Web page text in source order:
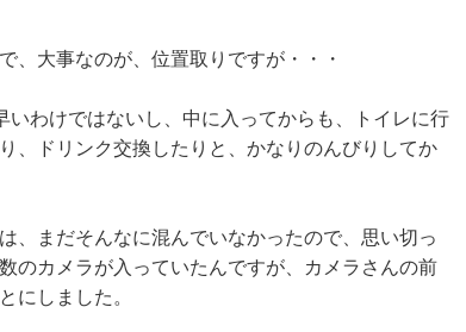
、大事なのが、位置取りですが・・・
いわけではないし、中に入ってからも、トイレに行
、ドリンク交換したりと、かなりのんびりしてか
、まだそんなに混んでいなかったので、思い切っ
のカメラが入っていたんですが、カメラさんの前
にしました。